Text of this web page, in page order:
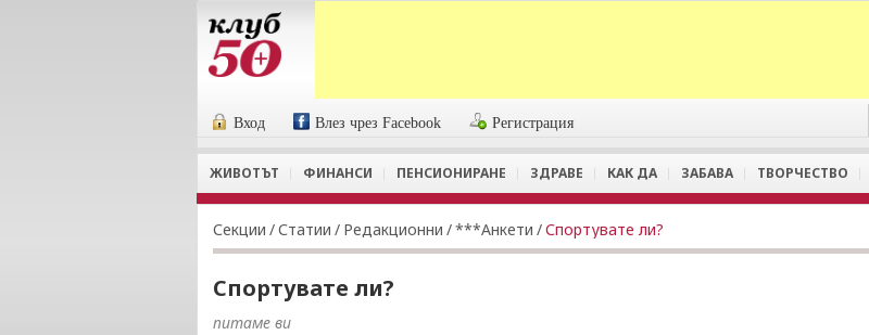
Вход Влез чрез Facebook Регистрация
ЖИВОТЪТ ФИНАНСИ ПЕНСИОНИРАНЕ ЗДРАВЕ КАК ДА ЗАБАВА ТВОРЧЕСТВО
Секции /Статии / Редакционни /***Анкети /Спортувате ли?
Спортувате ли?
питаме ви